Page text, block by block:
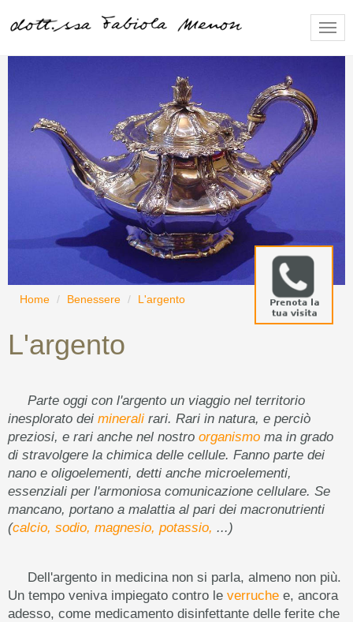
Home Benessere L'argento
L'argento
Parte oggi con l'argento un viaggio nel territorio
inesplorato dei minerali rari. Rari in natura, e perciò
preziosi, e rari anche nel nostro organismo ma in grado
di stravolgere la chimica delle cellule. Fanno parte dei
nano e oligoelementi, detti anche microelementi,
essenziali per l'armoniosa comunicazione cellulare. Se
mancano, portano a malattia al pari dei macronutrienti
(calcio, sodio, magnesio, potassio, ...)
Dell'argento in medicina non si parla, almeno non più.
Un tempo veniva impiegato contro le verruche e, ancora
adesso, come medicamento disinfettante delle ferite che